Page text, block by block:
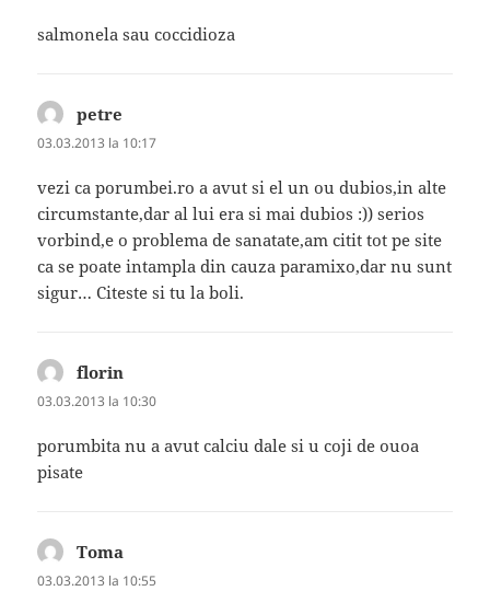
salmonela sau coccidioza
petre
03.03.2013 la 10:17
vezi ca porumbei.ro a avut si el un ou dubios,in alte
circumstante,dar al lui era si mai dubios :)) serios
vorbind,e o problema de sanatate,am citit tot pe site
ca se poate intampla din cauza paramixo,dar nu sunt
sigur… Citeste si tu la boli.
florin
03.03.2013 la 10:30
porumbita nu a avut calciu dale si u coji de ouoa
pisate
Toma
03.03.2013 la 10:55